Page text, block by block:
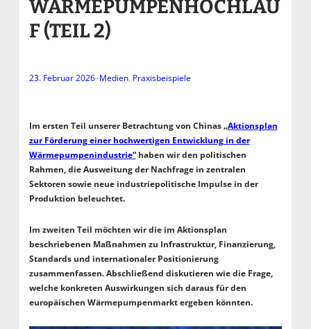
WÄRMEPUMPENHOCHLAU
F (TEIL 2)
23. Februar 2026–Medien, Praxisbeispiele
Im ersten Teil unserer Betrachtung von Chinas „Aktionsplan
zur Förderung einer hochwertigen Entwicklung in der
Wärmepumpenindustrie“haben wir den politischen
Rahmen, die Ausweitung der Nachfrage in zentralen
Sektoren sowie neue industriepolitische Impulse in der
Produktion beleuchtet.
Im zweiten Teil möchten wir die im Aktionsplan
beschriebenen Maßnahmen zu Infrastruktur, Finanzierung,
Standards und internationaler Positionierung
zusammenfassen. Abschließend diskutieren wie die Frage,
welche konkreten Auswirkungen sich daraus für den
europäischen Wärmepumpenmarkt ergeben könnten.